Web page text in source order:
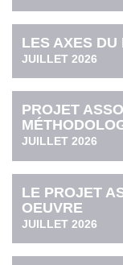
LES AXES DU
JUILLET 2026
PROJET
JUILLET 2026
LE PROJET
OEUVRE
JUILLET 2026